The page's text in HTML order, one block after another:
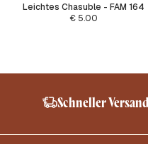
Leichtes Chasuble - FAM 164
€5.00
Schneller